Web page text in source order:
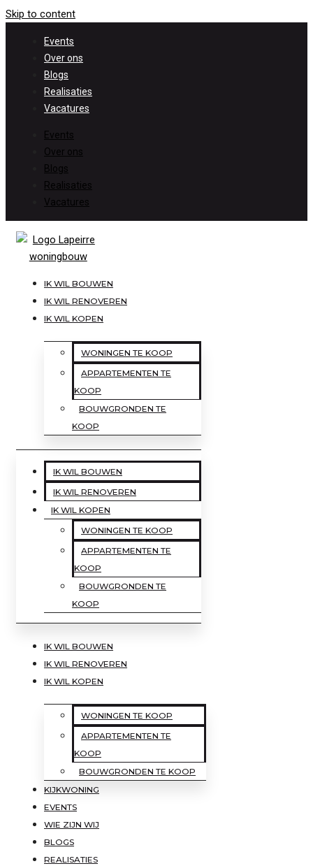
Skip to content
Events
Over ons
Blogs
Realisaties
Vacatures
Events
Over ons
Blogs
Realisaties
Vacatures
IK WIL BOUWEN
IK WIL RENOVEREN
IK WIL KOPEN
WONINGEN TE KOOP
APPARTEMENTEN TE
KOOP
BOUWGRONDEN TE
KOOP
IK WIL BOUWEN
IK WIL RENOVEREN
IK WIL KOPEN
WONINGEN TE KOOP
APPARTEMENTEN TE
KOOP
BOUWGRONDEN TE
KOOP
IK WIL BOUWEN
IK WIL RENOVEREN
IK WIL KOPEN
WONINGEN TE KOOP
APPARTEMENTEN TE
KOOP
BOUWGRONDEN TE KOOP
KIJKWONING
EVENTS
WIE ZIJN WIJ
BLOGS
REALISATIES